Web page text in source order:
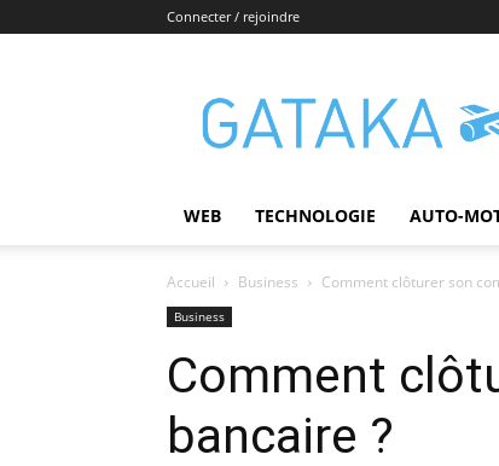
Connecter / rejoindre
WEB TECHNOLOGIE AUTO-
Accueil Business Comment clôturer son
Business
Comment
bancaire ?